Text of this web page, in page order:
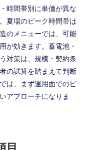
時間帯別に単価が異な
夏場のピーク時間帯は
のメニューでは、可能
が効きます。蓄電池・
対策は、規模・契約条
の試算を踏まえて判断
は、まず運用面でのピ
アプローチになりま